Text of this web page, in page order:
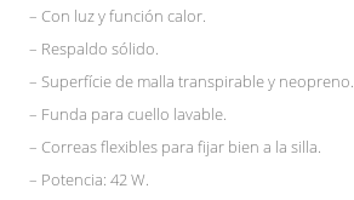
– Con luz y función calor.
– Respaldo sólido.
– Superfície de malla transpirable y neopreno.
– Funda para cuello lavable.
– Correas flexibles para fijar bien a la silla.
– Potencia: 42 W.